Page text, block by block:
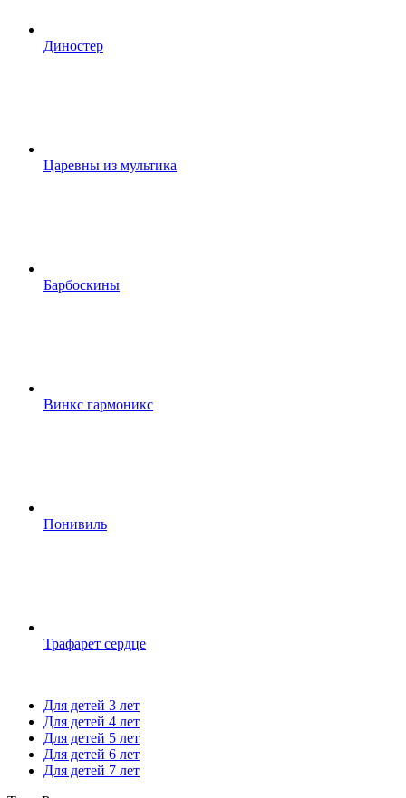
Диностер
Царевны из мультика
Барбоскины
Винкс гармоникс
Понивиль
Трафарет сердце
Для детей 3 лет
Для детей 4 лет
Для детей 5 лет
Для детей 6 лет
Для детей 7 лет